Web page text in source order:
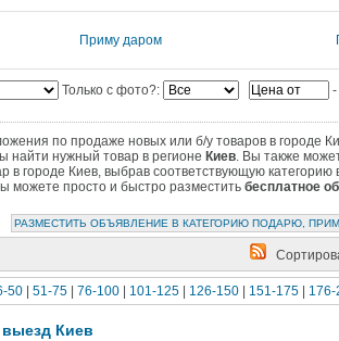
Приму даром
Только с фото?: -
по продаже новых или б/у товаров в городе
найти нужный товар в регионе Киев. Вы также
в городе Киев, выбрав соответствующую категорию
можете просто и быстро разместить бесплатное
РАЗМЕСТИТЬ ОБЪЯВЛЕНИЕ В КАТЕГОРИЮ ПОДАРЮ,
50 51-75 76-100 101-125 126-150 151-175 176-
выезд Киев